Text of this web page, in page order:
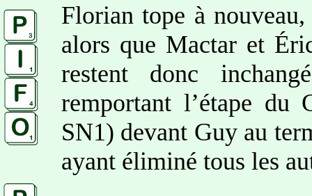
Florian tope à
alors que Mactar et
restent donc
remportant l’étape du
SN1) devant Guy au
ayant éliminé tous les